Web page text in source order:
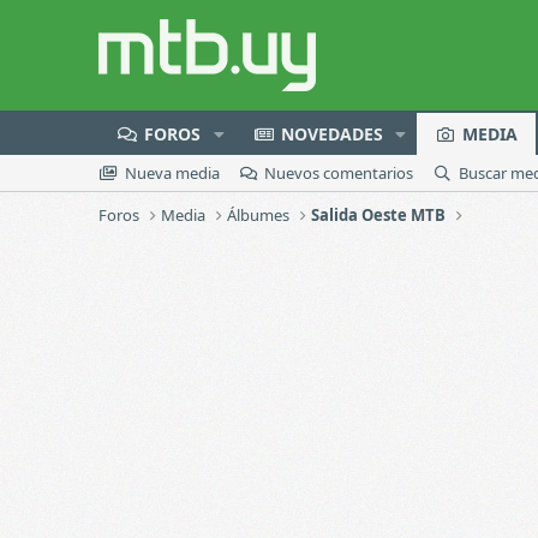
FOROS NOVEDADES MEDIA
Nueva media Nuevos comentarios
Buscar
Foros
Media Álbumes Salida Oeste MTB